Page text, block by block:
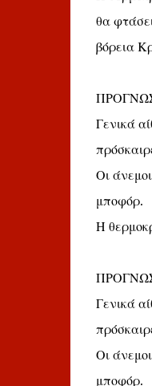
θα
βόρεια
Γενικά
Οι
μποφόρ.
Η
Γενικά
Οι
μποφόρ.